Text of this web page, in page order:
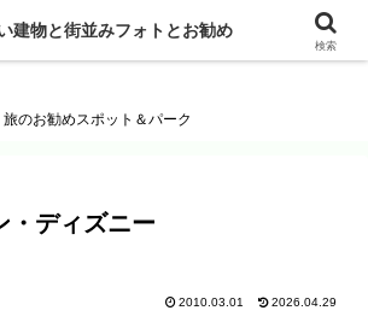
物と街並みフォトとお勧め
旅のお勧めスポット＆パーク
・ディズニー
2010.03.01 2026.04.29
建物と街並みフォトとお勧め
検索